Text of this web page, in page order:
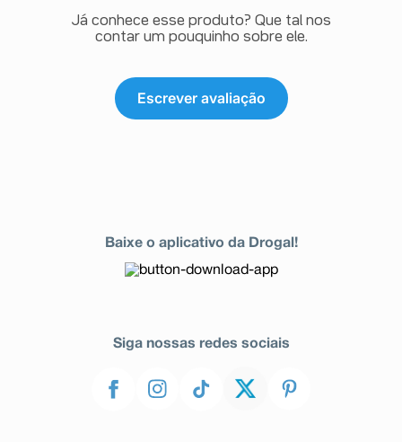
Já conhece esse produto? Que tal nos
contar um pouquinho sobre ele.
Escrever avaliação
Baixe o aplicativo da Drogal!
Siga nossas redes sociais